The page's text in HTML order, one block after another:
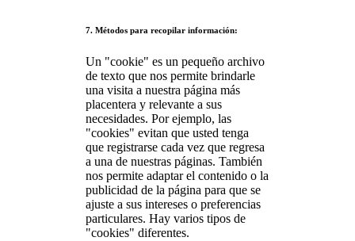
7. Métodos para recopilar información:
Un "cookie" es un pequeño archivo
de texto que nos permite brindarle
una visita a nuestra página más
placentera y relevante a sus
necesidades. Por ejemplo, las
"cookies" evitan que usted tenga
que registrarse cada vez que regresa
a una de nuestras páginas. También
nos permite adaptar el contenido o la
publicidad de la página para que se
ajuste a sus intereses o preferencias
particulares. Hay varios tipos de
"cookies" diferentes.